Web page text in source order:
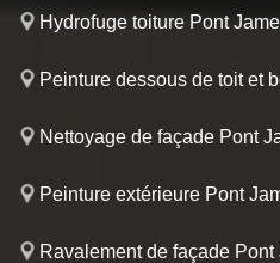
Hydrofuge toiture Pont
Peinture dessous de toit et
Nettoyage de façade Pont
Peinture extérieure Pont
Ravalement de façade Pont